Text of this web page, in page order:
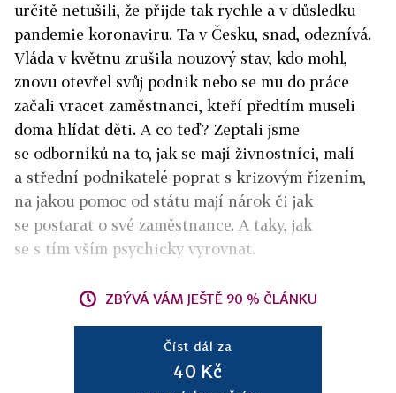
určitě netušili, že přijde tak rychle a v důsledku
pandemie koronaviru. Ta v Česku, snad, odeznívá.
Vláda v květnu zrušila nouzový stav, kdo mohl,
znovu otevřel svůj podnik nebo se mu do práce
začali vracet zaměstnanci, kteří předtím museli
doma hlídat děti. A co teď? Zeptali jsme
se odborníků na to, jak se mají živnostníci, malí
a střední podnikatelé poprat s krizovým řízením,
na jakou pomoc od státu mají nárok či jak
se postarat o své zaměstnance. A taky, jak
se s tím vším psychicky vyrovnat.
ZBÝVÁ VÁM JEŠTĚ 90 % ČLÁNKU
Číst dál za
40 Kč